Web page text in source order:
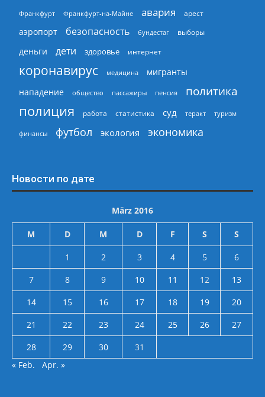
Франкфурт Франкфурт-на-Майне авария арест
аэропорт безопасность бундестаг выборы
деньги дети здоровье интернет
коронавирус медицина
мигранты
нападение
общество пассажиры пенсия политика
полиция работа статистика суд теракт туризм
финансы футбол экология экономика
Новости по дате
März 2016
M D M D F S S
1 2 3 4 5
6
7
8 9 10 11 12
13
14
15 16 17 18 19
20
21
22 23 24 25 26
27
28
29 30
31
« Feb.
Apr. »